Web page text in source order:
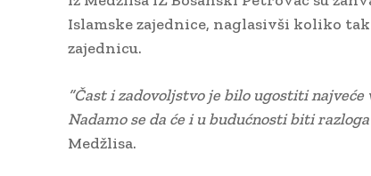
Islamske zajednice, naglasivši koliko
zajednicu.
“Čast i zadovoljstvo je bilo ugostiti
Nadamo se da će i u budućnosti biti razloga
Medžlisa.